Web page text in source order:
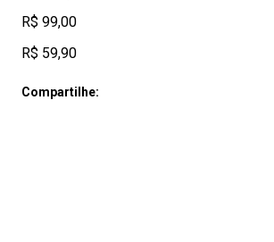
R$ 99,00
R$ 59,90
Compartilhe: